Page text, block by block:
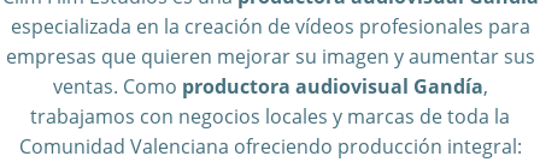
especializada en la creación de vídeos profesionales para
empresas que quieren mejorar su imagen y aumentar sus
ventas. Como productora audiovisual Gandía,
trabajamos con negocios locales y marcas de toda la
Comunidad Valenciana ofreciendo producción integral: